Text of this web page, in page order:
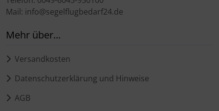
Mail: info@segelflugbedarf24.de
Mehr über...
Versandkosten
Datenschutzerklärung und Hinweise
AGB